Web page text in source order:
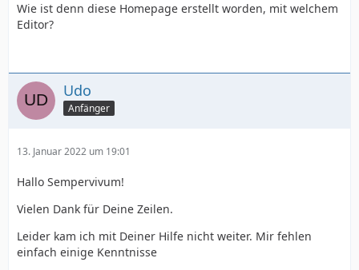
Wie ist denn diese Homepage erstellt worden, mit welchem
Editor?
Udo
Anfänger
13. Januar 2022 um 19:01
Hallo Sempervivum!
Vielen Dank für Deine Zeilen.
Leider kam ich mit Deiner Hilfe nicht weiter. Mir fehlen
einfach einige Kenntnisse